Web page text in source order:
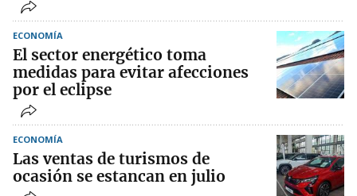
ECONOMÍA
El sector energético toma
medidas para evitar afecciones
por el eclipse
ECONOMÍA
Las ventas de turismos de
ocasión se estancan en julio